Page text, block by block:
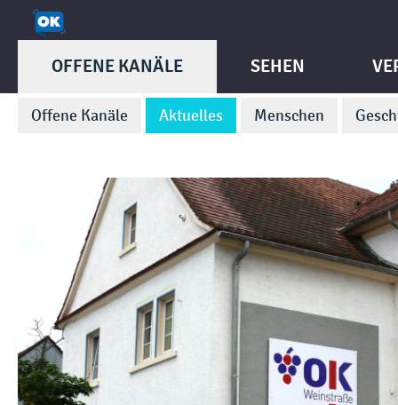
OFFENE KANÄLE
Offene Kanäle Aktuelles Menschen
SEHEN